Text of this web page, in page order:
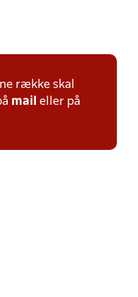
række skal
mail eller på